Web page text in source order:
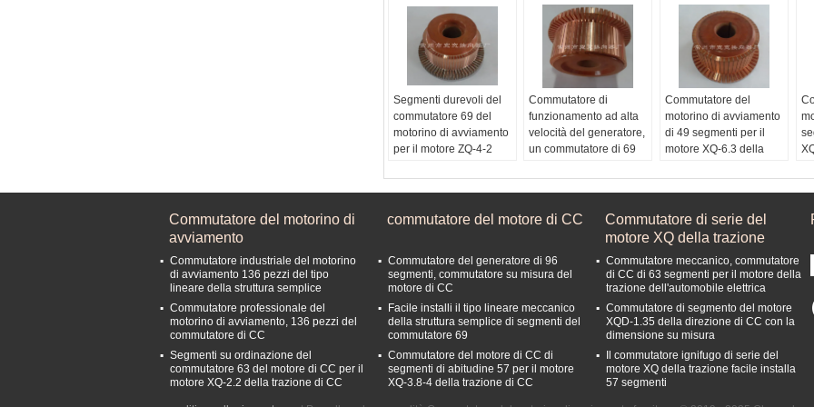
Segmenti durevoli del
commutatore 69 del
motorino di avviamento
per il motore ZQ-4-2
Segmenti:69 segmenti
del motore della
elettrolitico
Material.2:Strato della
Commutatore di
funzionamento ad alta
velocità del generatore,
un commutatore di 69
Il nome di prodotto:
motore di CC
Material.2:
Strato della
mica
comprimente del
filamento di vetro
Commutatore del
motorino di avviamento
di 49 segmenti per il
motore XQ-6.3 della
Il nome di prodotto:
motore di CC
Materiale di Ray:
Rame elettrolitico
Material.2:Strato della
mica
comprimente del
filamento di vetro
Il
Commutatore del motorino di
avviamento
Commutatore industriale del motorino
di avviamento 136 pezzi del tipo
lineare della struttura semplice
Commutatore professionale del
motorino di avviamento, 136 pezzi del
commutatore di CC
Segmenti su ordinazione del
commutatore 63 del motore di CC per il
motore XQ-2.2 della trazione di CC
commutatore del motore di CC
Commutatore del generatore di 96
segmenti, commutatore su misura del
motore di CC
Facile installi il tipo lineare meccanico
della struttura semplice di segmenti del
commutatore 69
Commutatore del motore di CC di
segmenti di abitudine 57 per il motore
XQ-3.8-4 della trazione di CC
Commutatore di serie del
motore XQ della trazione
Commutatore meccanico, commutatore
di CC di 63 segmenti per il motore della
trazione dell'automobile elettrica
Commutatore di segmento del motore
XQD-1.35 della direzione di CC con la
dimensione su misura
Il commutatore ignifugo di serie del
motore XQ della trazione facile installa
57 segmenti